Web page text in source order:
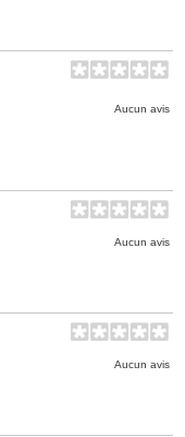
Aucun avis
Aucun avis
Aucun avis